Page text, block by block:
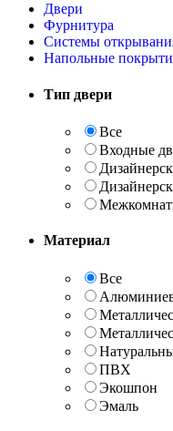
Двери
Фурнитура
Системы
Напольные
Тип двери
Все
Входные
Материал
Все
ПВХ
Экошпон
Эмаль